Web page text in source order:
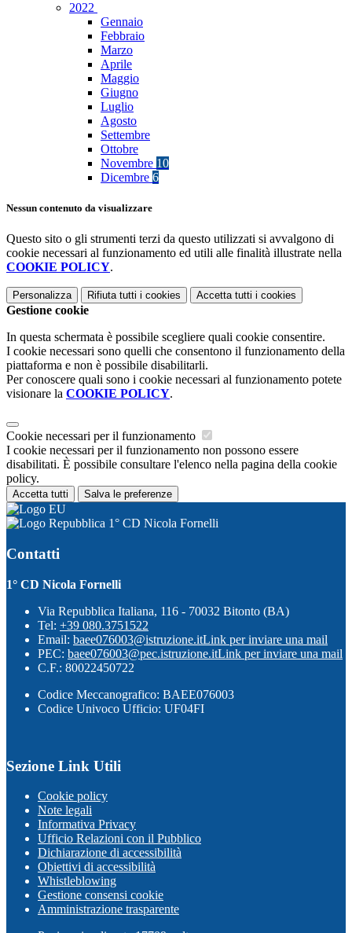
2022
Gennaio
Febbraio
Marzo
Aprile
Maggio
Giugno
Luglio
Agosto
Settembre
Ottobre
Novembre 10
Dicembre 6
Nessun contenuto da visualizzare
Questo sito o gli strumenti terzi da questo utilizzati si avvalgono di
cookie necessari al funzionamento ed utili alle finalità illustrate nella
COOKIE POLICY.
Personalizza Rifiuta tutti i cookies Accetta tutti i cookies
Gestione cookie
In questa schermata è possibile scegliere quali cookie consentire.
I cookie necessari sono quelli che consentono il funzionamento della
piattaforma e non è possibile disabilitarli.
Per conoscere quali sono i cookie necessari al funzionamento potete
visionare la COOKIE POLICY.
Cookie necessari per il funzionamento
I cookie necessari per il funzionamento non possono essere
disabilitati. È possibile consultare l'elenco nella pagina della cookie
policy.
Accetta tutti Salva le preferenze
1° CD Nicola Fornelli
Contatti
1° CD Nicola Fornelli
Via Repubblica Italiana, 116 - 70032 Bitonto (BA)
Tel: +39 080.3751522
Email: baee076003@istruzione.itLink per inviare una mail
PEC: baee076003@pec.istruzione.itLink per inviare una mail
C.F.: 80022450722
Codice Meccanografico: BAEE076003
Codice Univoco Ufficio: UF04FI
Sezione Link Utili
Cookie policy
Note legali
Informativa Privacy
Ufficio Relazioni con il Pubblico
Dichiarazione di accessibilità
Obiettivi di accessibilità
Whistleblowing
Gestione consensi cookie
Amministrazione trasparente